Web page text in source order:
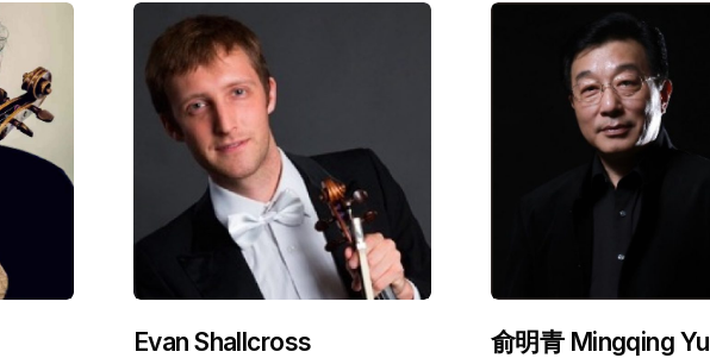
Evan Shallcross 俞明青 Mingqing Yu